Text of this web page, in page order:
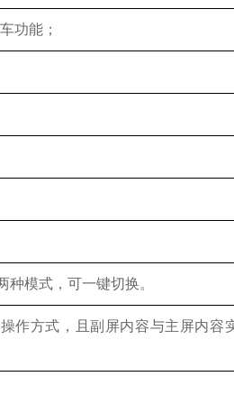
功能；
模式，可一键切换。
作方式，且副屏内容与主屏内容